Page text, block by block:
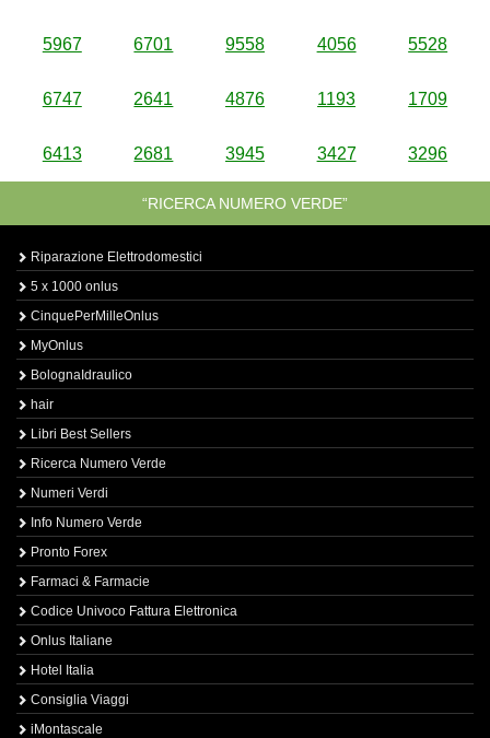
5967 6701 9558 4056 5528
6747 2641 4876 1193 1709
6413 2681 3945 3427 3296
“RICERCA NUMERO VERDE”
Riparazione Elettrodomestici
5 x 1000 onlus
CinquePerMilleOnlus
MyOnlus
BolognaIdraulico
hair
Libri Best Sellers
Ricerca Numero Verde
Numeri Verdi
Info Numero Verde
Pronto Forex
Farmaci & Farmacie
Codice Univoco Fattura Elettronica
Onlus Italiane
Hotel Italia
Consiglia Viaggi
iMontascale